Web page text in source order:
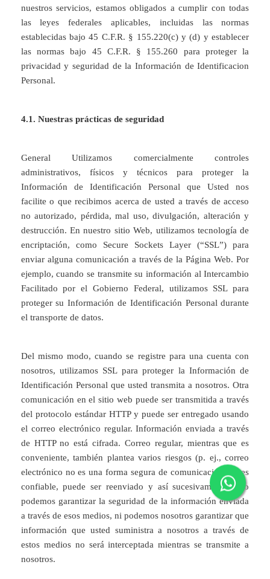
nuestros servicios, estamos obligados a cumplir con todas
las leyes federales aplicables, incluidas las normas
establecidas bajo 45 C.F.R. § 155.220(c) y (d) y establecer
las normas bajo 45 C.F.R. § 155.260 para proteger la
privacidad y seguridad de la Información de Identificacion
Personal.
4.1. Nuestras prácticas de seguridad
General Utilizamos comercialmente controles
administrativos, físicos y técnicos para proteger la
Información de Identificación Personal que Usted nos
facilite o que recibimos acerca de usted a través de acceso
no autorizado, pérdida, mal uso, divulgación, alteración y
destrucción. En nuestro sitio Web, utilizamos tecnología de
encriptación, como Secure Sockets Layer (“SSL”) para
enviar alguna comunicación a través de la Página Web. Por
ejemplo, cuando se transmite su información al Intercambio
Facilitado por el Gobierno Federal, utilizamos SSL para
proteger su Información de Identificación Personal durante
el transporte de datos.
Del mismo modo, cuando se registre para una cuenta con
nosotros, utilizamos SSL para proteger la Información de
Identificación Personal que usted transmita a nosotros. Otra
comunicación en el sitio web puede ser transmitida a través
del protocolo estándar HTTP y puede ser entregado usando
el correo electrónico regular. Información enviada a través
de HTTP no está cifrada. Correo regular, mientras que es
conveniente, también plantea varios riesgos (p. ej., correo
electrónico no es una forma segura de comunicación, no es
confiable, puede ser reenviado y así sucesivamente). No
podemos garantizar la seguridad de la información enviada
a través de esos medios, ni podemos nosotros garantizar que
información que usted suministra a nosotros a través de
estos medios no será interceptada mientras se transmite a
nosotros.